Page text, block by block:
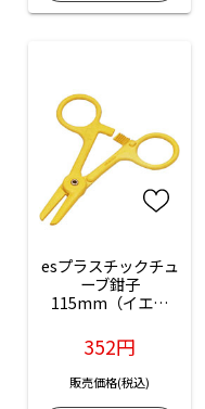
esプラスチックチュ
ーブ鉗子
115mm（イエロ
コード：ES-16100-
14）(バラ売り）
352円
販売価格(税込)